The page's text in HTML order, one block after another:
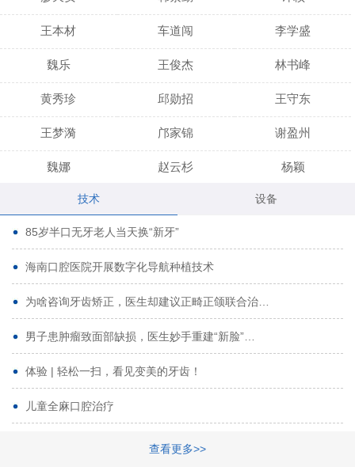
王本材 车道闯 李学盛
魏乐 王俊杰 林书峰
黄秀珍 邱勋招 王守东
王梦漪 邝家锦 谢盈州
魏娜 赵云杉 杨颖
黄启龙
代艳虹 林芳诚
曹香林 姜炳华
姚宗将 梁春晓
林夏羽 颜晶
路娜 商晔
周碧玲
技术 设备
85岁半口无牙老人当天换“新牙”
海南口腔医院开展数字化导航种植技术
为啥咨询牙齿矫正，医生却建议正畸正颌联合治…
男子患肿瘤致面部缺损，医生妙手重建“新脸”…
体验 | 轻松一扫，看见变美的牙齿！
儿童全麻口腔治疗
查看更多>>